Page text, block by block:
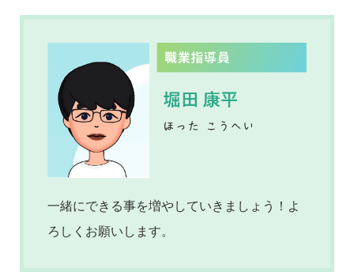
一緒にできる事を増やしていきましょう！よ
ろしくお願いします。